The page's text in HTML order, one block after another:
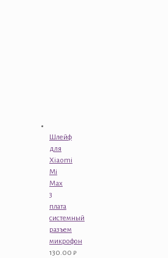
Шлейф
для
Xiaomi
Mi
Max
3
плата
системный
разъем
микрофон
130.00 ₽